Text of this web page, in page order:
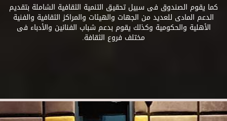
كما يقوم الصندوق فى سبيل تحقيق التنمية الثقافية الشاملة بتقديم
الدعم المادى للعديد من الجهات والهيئات والمراكز الثقافية والفنية
الأهلية والحكومية وكذلك يقوم بدعم شباب الفنانين والأدباء فى
مختلف فروع الثقافة.